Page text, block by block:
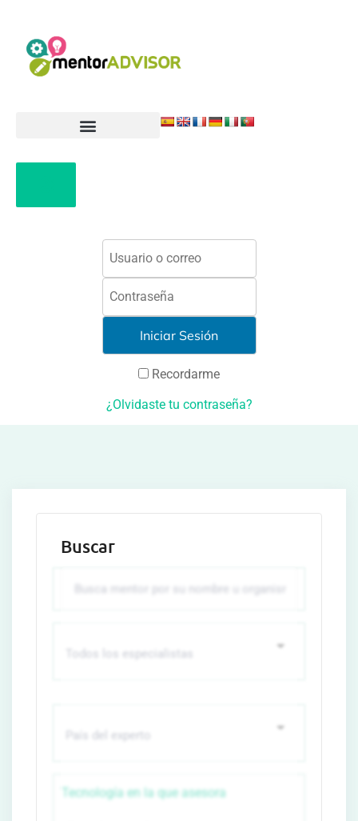
Recordarme
¿Olvidaste tu contraseña?
Buscar
Tecnología en la que asesora